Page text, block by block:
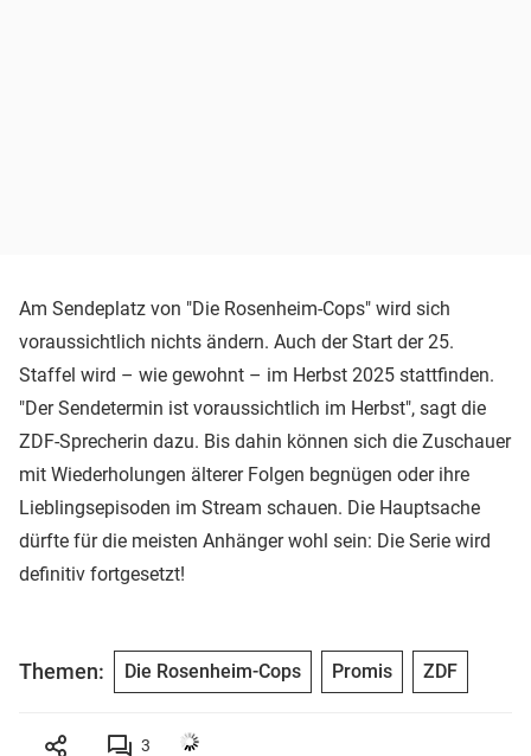
Am Sendeplatz von "Die Rosenheim-Cops" wird sich
voraussichtlich nichts ändern. Auch der Start der 25.
Staffel wird – wie gewohnt – im Herbst 2025 stattfinden.
"Der Sendetermin ist voraussichtlich im Herbst", sagt die
ZDF-Sprecherin dazu. Bis dahin können sich die Zuschauer
mit Wiederholungen älterer Folgen begnügen oder ihre
Lieblingsepisoden im Stream schauen. Die Hauptsache
dürfte für die meisten Anhänger wohl sein: Die Serie wird
definitiv fortgesetzt!
Themen: Die Rosenheim-Cops Promis ZDF
3